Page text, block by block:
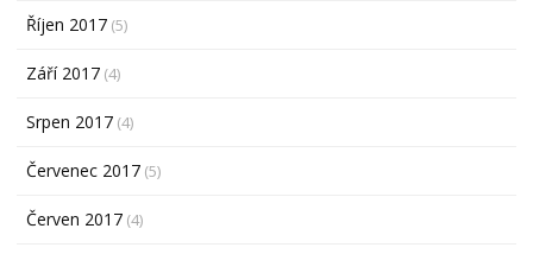
Říjen 2017 (5)
Září 2017 (4)
Srpen 2017 (4)
Červenec 2017 (5)
Červen 2017 (4)